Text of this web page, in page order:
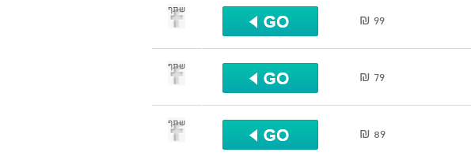
99 ₪
שתף
79 ₪
שתף
89 ₪
שתף